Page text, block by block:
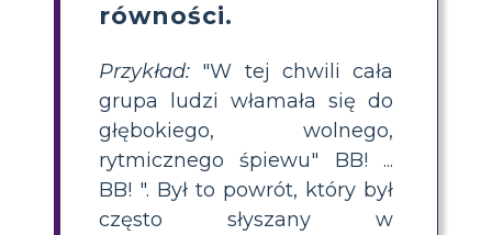
równości.
Przykład: "W tej chwili cała
grupa ludzi włamała się do
głębokiego, wolnego,
rytmicznego śpiewu" BB! ...
BB! ". Był to powrót, który był
często słyszany w